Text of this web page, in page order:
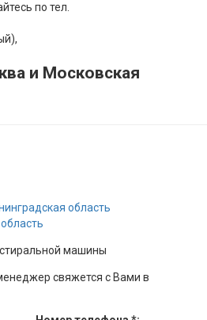
по тел.
и Московская
область
машины
свяжется с Вами в